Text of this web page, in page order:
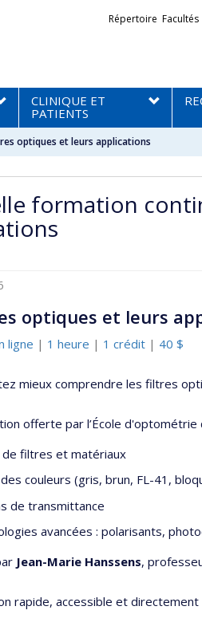
Liens
Répertoire Facultés
CLINIQUE ET
PATIENTS
optiques et leurs applications
formation
optiques et leurs
ligne | 1 heure | 1 crédit | 40 $
mieux comprendre les filtres
offerte par l’École
de filtres et matériaux
couleurs (gris, brun, FL-41,
de transmittance
avancées : polarisants,
Jean-Marie Hanssens,
rapide, accessible et